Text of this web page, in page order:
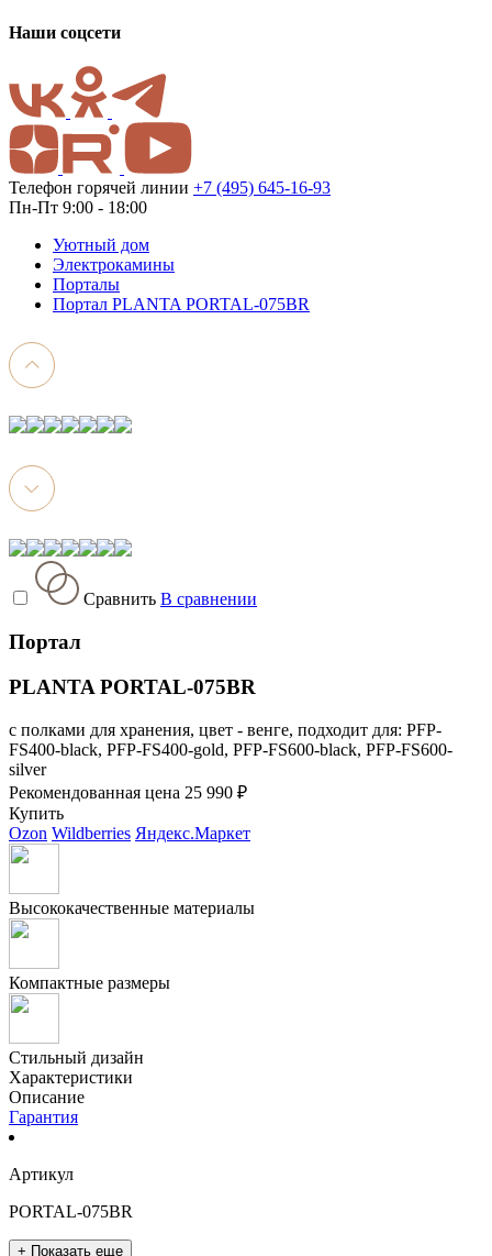
Наши соцсети
Телефон горячей линии +7 (495) 645-16-93
Пн-Пт 9:00 - 18:00
Уютный дом
Электрокамины
Порталы
Портал PLANTA PORTAL-075BR
Сравнить В сравнении
Портал
PLANTA PORTAL-075BR
с полками для хранения, цвет - венге, подходит для: PFP-
FS400-black, PFP-FS400-gold, PFP-FS600-black, PFP-FS600-
silver
Рекомендованная цена 25 990 ₽
Купить
Ozon Wildberries Яндекс.Маркет
Высококачественные материалы
Компактные размеры
Стильный дизайн
Характеристики
Описание
Гарантия
Артикул
PORTAL-075BR
+ Показать еще